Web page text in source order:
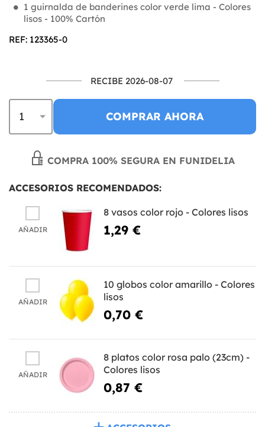
1 guirnalda de banderines color verde lima - Colores
lisos - 100% Cartón
REF: 123365-0
RECIBE 2026-08-07
COMPRAR AHORA
COMPRA 100% SEGURA EN FUNIDELIA
ACCESORIOS RECOMENDADOS:
AÑADIR
8 vasos color rojo - Colores lisos
1,29 €
AÑADIR
10 globos color amarillo - Colores
lisos
0,70 €
AÑADIR
8 platos color rosa palo (23cm) -
Colores lisos
0,87 €